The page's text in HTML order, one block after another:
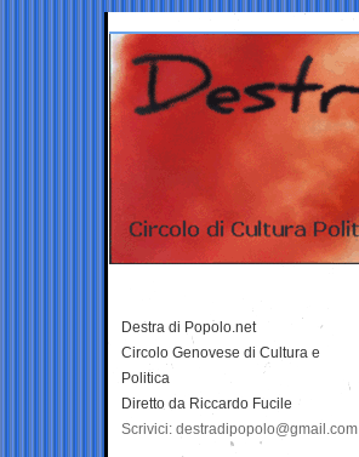
Destra di Popolo.net
Circolo Genovese di Cultura e
Politica
Diretto da Riccardo Fucile
Scrivici: destradipopolo@gmail.com